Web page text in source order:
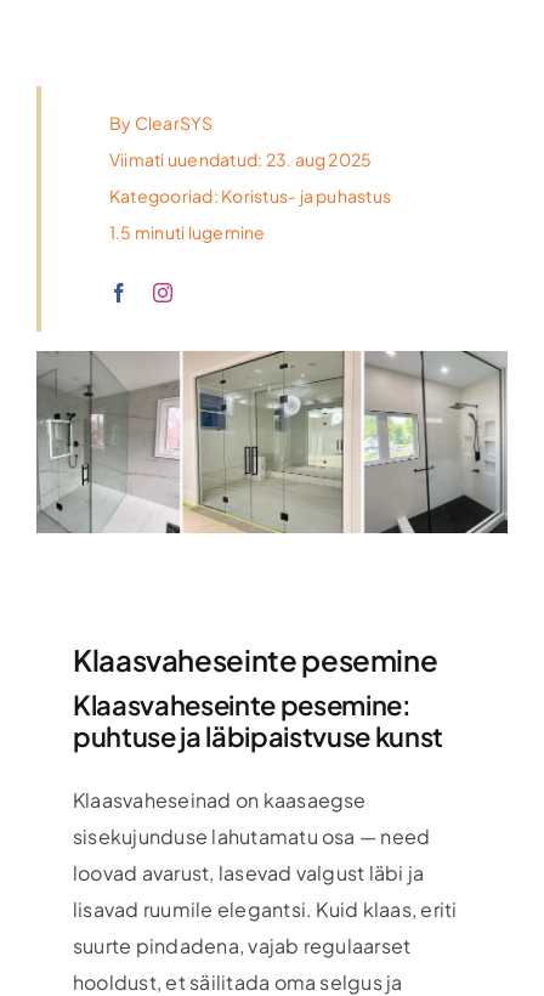
By ClearSYS
Viimati uuendatud: 23. aug 2025
Kategooriad: Koristus- ja puhastus
1.5 minuti lugemine
Klaasvaheseinte pesemine
Klaasvaheseinte pesemine:
puhtuse ja läbipaistvuse kunst
Klaasvaheseinad on kaasaegse
sisekujunduse lahutamatu osa — need
loovad avarust, lasevad valgust läbi ja
lisavad ruumile elegantsi. Kuid klaas, eriti
suurte pindadena, vajab regulaarset
hooldust, et säilitada oma selgus ja